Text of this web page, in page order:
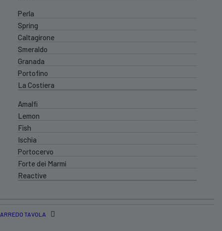
Perla
Spring
Caltagirone
Smeraldo
Granada
Portofino
La Costiera
Amalfi
Lemon
Fish
Ischia
Portocervo
Forte dei Marmi
Reactive
ARREDO TAVOLA